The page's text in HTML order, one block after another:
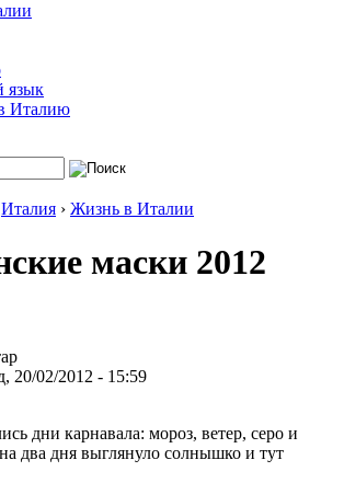
язык
Италию
Италия › Жизнь в Италии
маски 2012
20/02/2012 - 15:59
дни карнавала: мороз, ветер, серо и
два дня выглянуло солнышко и тут